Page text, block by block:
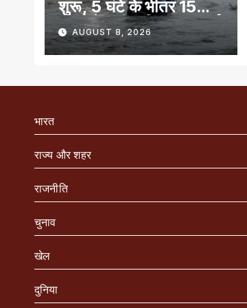
शुरू, 5 घंटे के भीतर 15
राज्यों में भारी बारिश का अलर्ट
AUGUST 8, 2026
भारत
राज्य और शहर
राजनीति
चुनाव
खेल
दुनिया